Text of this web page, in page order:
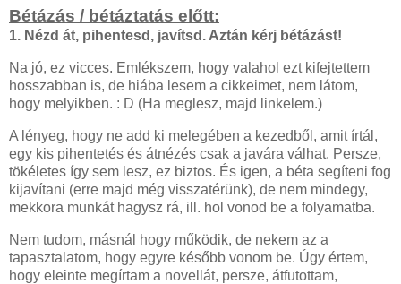
Bétázás / bétáztatás előtt:
1. Nézd át, pihentesd, javítsd. Aztán kérj bétázást!
Na jó, ez vicces. Emlékszem, hogy valahol ezt kifejtettem
hosszabban is, de hiába lesem a cikkeimet, nem látom,
hogy melyikben. : D (Ha meglesz, majd linkelem.)
A lényeg, hogy ne add ki melegében a kezedből, amit írtál,
egy kis pihentetés és átnézés csak a javára válhat. Persze,
tökéletes így sem lesz, ez biztos. És igen, a béta segíteni fog
kijavítani (erre majd még visszatérünk), de nem mindegy,
mekkora munkát hagysz rá, ill. hol vonod be a folyamatba.
Nem tudom, másnál hogy működik, de nekem az a
tapasztalatom, hogy egyre később vonom be. Úgy értem,
hogy eleinte megírtam a novellát, persze, átfutottam,